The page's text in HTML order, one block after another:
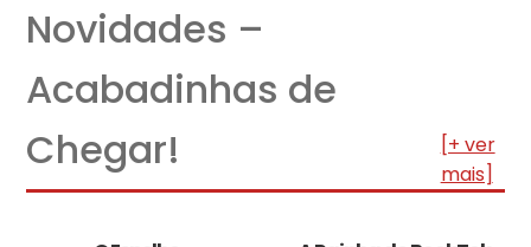
Novidades –
Acabadinhas de
Chegar!
[+ ver
mais]